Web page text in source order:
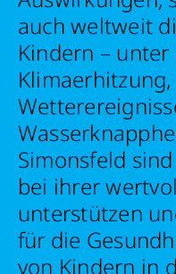
auch weltweit
Kindern –
Simonsfeld
bei ihrer
unterstützen
für die
von Kindern in